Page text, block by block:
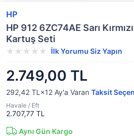
HP
HP 912 6ZC74AE Sarı
Kartuş Seti
İlk Yorumu Siz Yapın
2.749,00 TL
292,42 TL×12 Ay'a Varan Taksit
Havale / Eft
2.707,77 TL
Aynı Gün Kargo